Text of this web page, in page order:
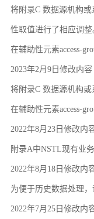
命名
，定义实体对象之间的
的验证
将附录C 数据源机构或
性取值进行了相应调整
在辅助性元素access-
2023年2月9日修改内容
将附录C 数据源机构或
在辅助性元素access-
2022年8月23日修改内
附录A中NSTL现有业
2022年8月18日修改内
为便于历史数据处理
2022年7月25日修改内